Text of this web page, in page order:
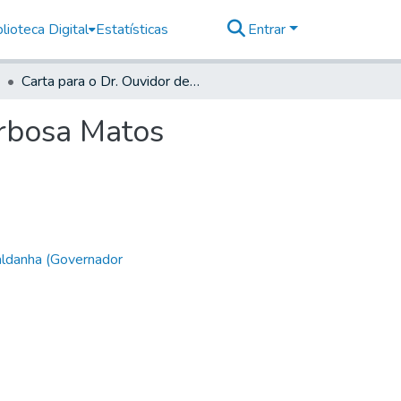
Digital Estatísticas Entrar
Carta para o Dr. Ouvidor de Paranaguá Antonio Barbosa Matos
Matos
(Governador